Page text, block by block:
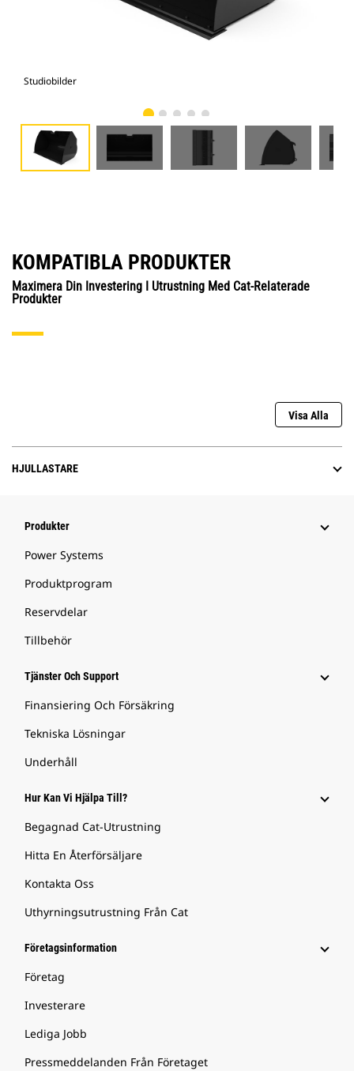
Studiobilder
KOMPATIBLA PRODUKTER
Maximera Din Investering I Utrustning Med Cat-Relaterade
Produkter
Visa Alla
HJULLASTARE
Produkter
Power Systems
Produktprogram
Reservdelar
Tillbehör
Tjänster Och Support
Finansiering Och Försäkring
Tekniska Lösningar
Underhåll
Hur Kan Vi Hjälpa Till?
Begagnad Cat-Utrustning
Hitta En Återförsäljare
Kontakta Oss
Uthyrningsutrustning Från Cat
Företagsinformation
Företag
Investerare
Lediga Jobb
Pressmeddelanden Från Företaget